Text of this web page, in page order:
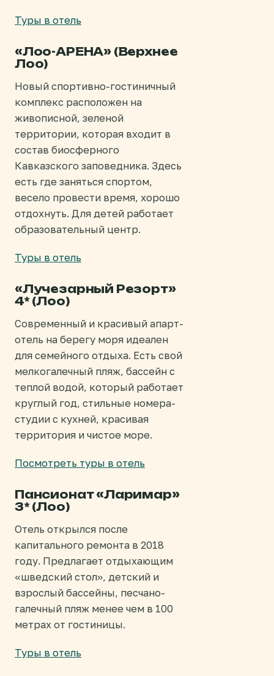
Туры в отель
«Лоо-АРЕНА» (Верхнее
Лоо)
Новый спортивно-гостиничный
комплекс расположен на
живописной, зеленой
территории, которая входит в
состав биосферного
Кавказского заповедника. Здесь
есть где заняться спортом,
весело провести время, хорошо
отдохнуть. Для детей работает
образовательный центр.
Туры в отель
«Лучезарный Резорт»
4* (Лоо)
Современный и красивый апарт-
отель на берегу моря идеален
для семейного отдыха. Есть свой
мелкогалечный пляж, бассейн с
теплой водой, который работает
круглый год, стильные номера-
студии с кухней, красивая
территория и чистое море.
Посмотреть туры в отель
Пансионат «Ларимар»
3* (Лоо)
Отель открылся после
капитального ремонта в 2018
году. Предлагает отдыхающим
«шведский стол», детский и
взрослый бассейны, песчано-
галечный пляж менее чем в 100
метрах от гостиницы.
Туры в отель